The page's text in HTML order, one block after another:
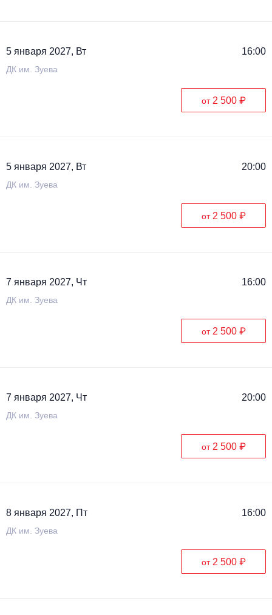
5 января 2027, Вт 16:00
ДК им. Зуева
от 2 500 ₽
5 января 2027, Вт 20:00
ДК им. Зуева
от 2 500 ₽
7 января 2027, Чт 16:00
ДК им. Зуева
от 2 500 ₽
7 января 2027, Чт 20:00
ДК им. Зуева
от 2 500 ₽
8 января 2027, Пт 16:00
ДК им. Зуева
от 2 500 ₽